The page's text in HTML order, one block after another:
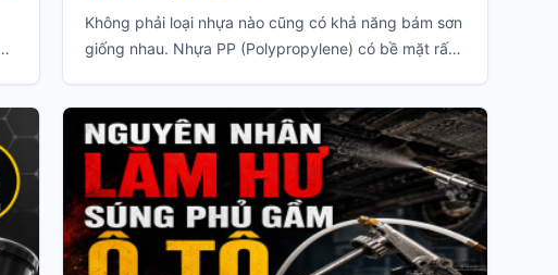
Không phải loại nhựa nào cũng có khả năng bám sơn
giống nhau. Nhựa PP (Polypropylene) có bề mặt rất
đúng kỹ thuật, lớp sơn rất dễ bong tróc khi va chạm
hoặc sau một thời gian sử dụng.